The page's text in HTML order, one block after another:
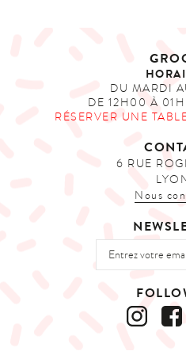
DU MARDI
DE 12H00 À
RÉSERVER UNE
6 RUE
Nous